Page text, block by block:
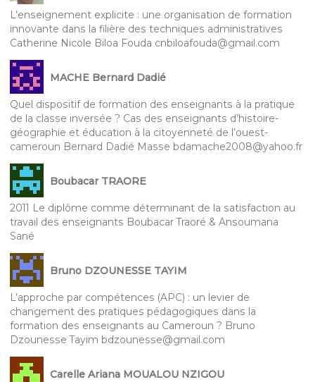
L’enseignement explicite : une organisation de formation
innovante dans la filière des techniques administratives
Catherine Nicole Biloa Fouda cnbiloafouda@gmail.com
MACHE Bernard Dadié
Quel dispositif de formation des enseignants à la pratique
de la classe inversée ? Cas des enseignants d’histoire-
géographie et éducation à la citoyenneté de l’ouest-
cameroun Bernard Dadié Masse bdamache2008@yahoo.fr
Boubacar TRAORE
2011 Le diplôme comme déterminant de la satisfaction au
travail des enseignants Boubacar Traoré & Ansoumana
Sané
Bruno DZOUNESSE TAYIM
L’approche par compétences (APC) : un levier de
changement des pratiques pédagogiques dans la
formation des enseignants au Cameroun ? Bruno
Dzounesse Tayim bdzounesse@gmail.com
Carelle Ariana MOUALOU NZIGOU